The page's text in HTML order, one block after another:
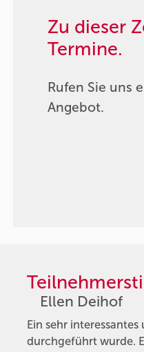
Zu dieser
Termine.
Rufen Sie uns
Angebot.
Ellen Deihof
Ein sehr
durchgeführt wurde.